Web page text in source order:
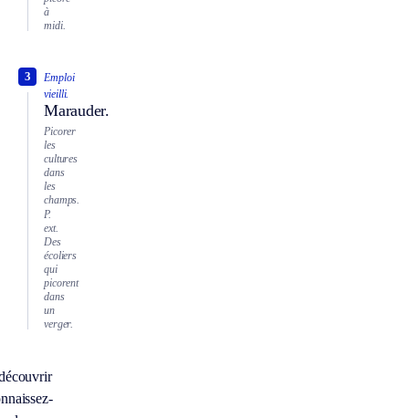
à
midi.
Emploi
vieilli.
Marauder.
3
Picorer
les
cultures
dans
les
champs.
P.
ext.
Des
écoliers
qui
picorent
dans
un
verger.